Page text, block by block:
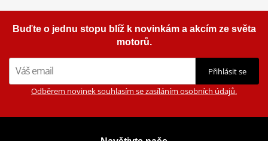
Buďte o jednu stopu blíž k novinkám a akcím ze světa
motorů.
Přihlásit se
Odběrem novinek souhlasím se zasíláním osobních údajů.